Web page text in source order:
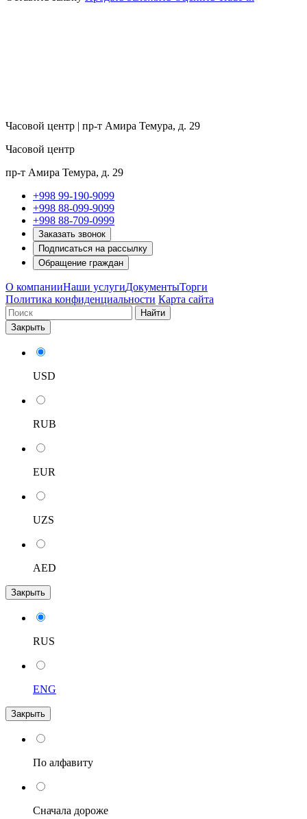
Часовой центр | пр-т Амира Темура, д. 29
Часовой центр
пр-т Амира Темура, д. 29
+998 99-190-9099
+998 88-099-9099
+998 88-709-0999
Заказать звонок
Подписаться на рассылку
Обращение граждан
О компанииНаши услугиДокументыТорги
Политика конфиденциальности Карта сайта
Найти
Закрыть
USD
RUB
EUR
UZS
AED
Закрыть
RUS
ENG
Закрыть
По алфавиту
Сначала дороже